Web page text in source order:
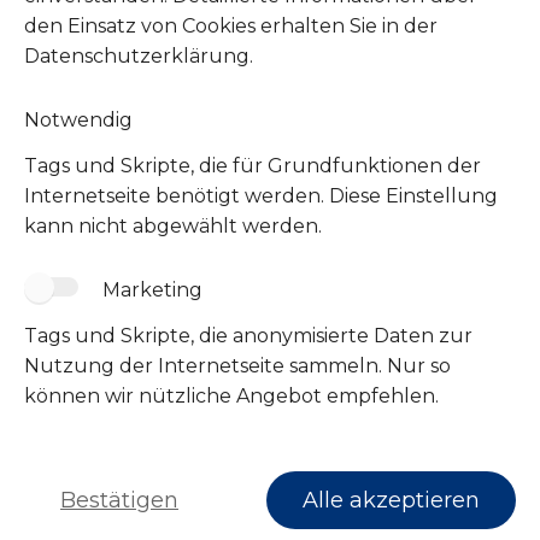
Folge uns
Impressum
den Einsatz von Cookies erhalten Sie in der
Datenschutzerklärung.
Notwendig
Tags und Skripte, die für Grundfunktionen der
Internetseite benötigt werden. Diese Einstellung
kann nicht abgewählt werden.
Marketing
Tags und Skripte, die anonymisierte Daten zur
Nutzung der Internetseite sammeln. Nur so
können wir nützliche Angebot empfehlen.
Bestätigen Alle akzeptieren